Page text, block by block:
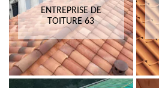
ENTREPRISE DE
TOITURE 63